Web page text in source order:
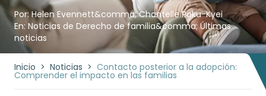
Inicio > Noticias > Contacto posterior a la adopción:
Comprender el impacto en las familias
Por:Helen Evennett&comma;Chantelle Poku-Kyei
En: Noticias de Derecho de familia&comma;Últimas
noticias